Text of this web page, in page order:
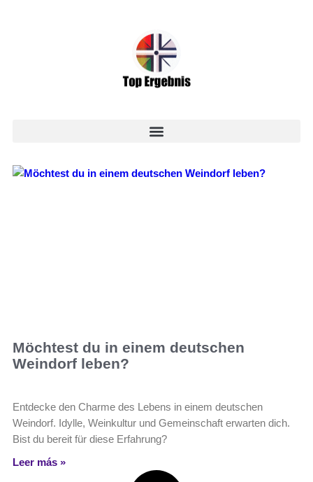
Möchtest du in einem deutschen
Weindorf leben?
Entdecke den Charme des Lebens in einem deutschen
Weindorf. Idylle, Weinkultur und Gemeinschaft erwarten dich.
Bist du bereit für diese Erfahrung?
Leer más »